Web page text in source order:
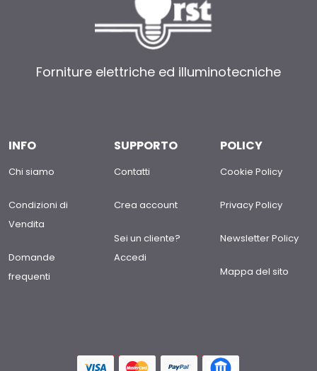
Forniture elettriche ed illuminotecniche
INFO
Chi siamo
Condizioni di
Vendita
Domande
frequenti
SUPPORTO
Contatti
Crea account
Sei un cliente?
Accedi
POLICY
Cookie Policy
Privacy Policy
Newsletter Policy
Mappa del sito